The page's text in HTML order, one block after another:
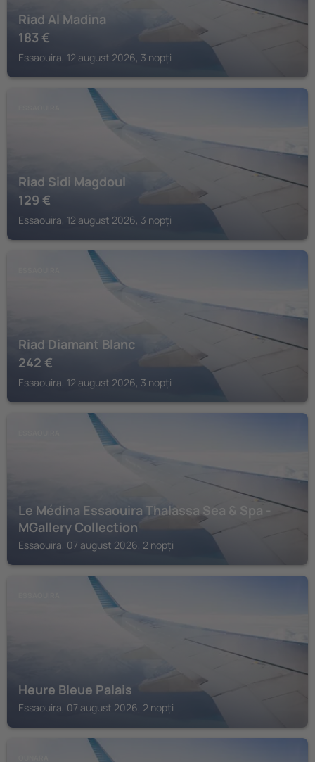
Riad Al Madina
183 €
Essaouira, 12 august 2026, 3 nopți
Riad Sidi Magdoul
129 €
Essaouira, 12 august 2026, 3 nopți
Riad Diamant Blanc
242 €
Essaouira, 12 august 2026, 3 nopți
Le Médina Essaouira Thalassa Sea & Spa -
MGallery Collection
Essaouira, 07 august 2026, 2 nopți
Heure Bleue Palais
Essaouira, 07 august 2026, 2 nopți